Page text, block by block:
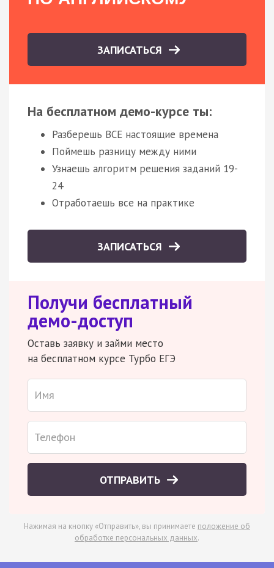
ЗАПИСАТЬСЯ
На бесплатном демо-курсе ты:
Разберешь ВСЕ настоящие времена
Поймешь разницу между ними
Узнаешь алгоритм решения заданий 19-
24
Отработаешь все на практике
ЗАПИСАТЬСЯ
Получи бесплатный
демо-доступ
Оставь заявку и займи место
на бесплатном курсе Турбо ЕГЭ
ОТПРАВИТЬ
Нажимая на кнопку «Отправить», вы принимаете положение об
обработке персональных данных.